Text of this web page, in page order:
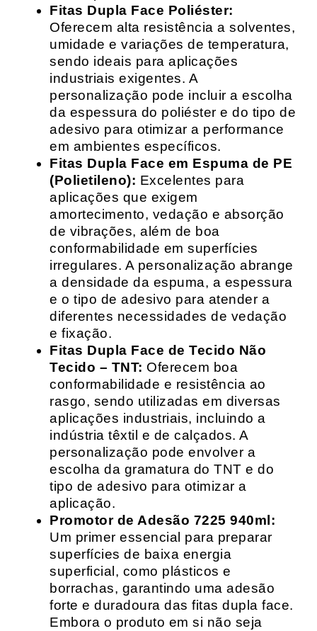
Fitas Dupla Face Poliéster:
Oferecem alta resistência a solventes,
umidade e variações de temperatura,
sendo ideais para aplicações
industriais exigentes. A
personalização pode incluir a escolha
da espessura do poliéster e do tipo de
adesivo para otimizar a performance
em ambientes específicos.
Fitas Dupla Face em Espuma de PE
(Polietileno): Excelentes para
aplicações que exigem
amortecimento, vedação e absorção
de vibrações, além de boa
conformabilidade em superfícies
irregulares. A personalização abrange
a densidade da espuma, a espessura
e o tipo de adesivo para atender a
diferentes necessidades de vedação
e fixação.
Fitas Dupla Face de Tecido Não
Tecido – TNT: Oferecem boa
conformabilidade e resistência ao
rasgo, sendo utilizadas em diversas
aplicações industriais, incluindo a
indústria têxtil e de calçados. A
personalização pode envolver a
escolha da gramatura do TNT e do
tipo de adesivo para otimizar a
aplicação.
Promotor de Adesão 7225 940ml:
Um primer essencial para preparar
superfícies de baixa energia
superficial, como plásticos e
borrachas, garantindo uma adesão
forte e duradoura das fitas dupla face.
Embora o produto em si não seja